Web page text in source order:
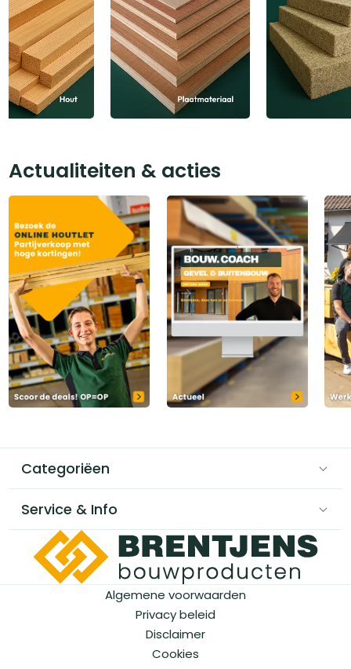
Actualiteiten & acties
Categoriëen
Service & Info
Algemene voorwaarden
Privacy beleid
Disclaimer
Cookies